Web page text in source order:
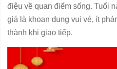
điệu về quan điểm sống. Tuổi
giá là khoan dung vui vẻ, ít
thành khi giao tiếp.